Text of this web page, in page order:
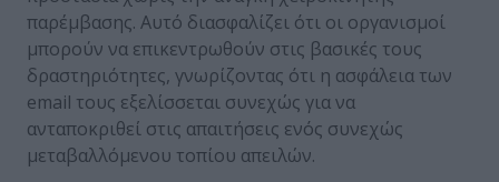
παρέμβασης. Αυτό διασφαλίζει ότι οι οργανισμοί
μπορούν να επικεντρωθούν στις βασικές τους
δραστηριότητες, γνωρίζοντας ότι η ασφάλεια των
email τους εξελίσσεται συνεχώς για να
ανταποκριθεί στις απαιτήσεις ενός συνεχώς
μεταβαλλόμενου τοπίου απειλών.